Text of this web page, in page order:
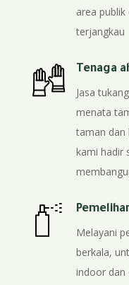
area
terjangkau
Tenaga
Jasa
menata
taman dan
kami hadir
Melayani
berkala,
indoor